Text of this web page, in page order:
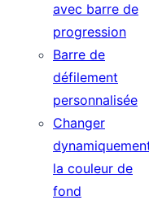
avec barre de
progression
Barre de
défilement
personnalisée
Changer
la couleur de
fond